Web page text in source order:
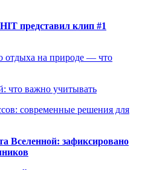
представил клип #1
отдыха на природе — что
что важно учитывать
современные решения для
Вселенной: зафиксировано